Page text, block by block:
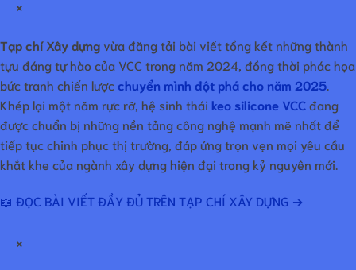
×
Tạp chí Xây dựngvừa đăng tải bài viết tổng kết những thành
tựu đáng tự hào của VCC trong năm 2024, đồng thời phác họa
bức tranh chiến lượcchuyển mình đột phá cho năm 2025
Khép lại một năm rực rỡ, hệ sinh thái keo silicone VCC đang
được chuẩn bị những nền tảng công nghệ mạnh mẽ nhất để
tiếp tục chinh phục thị trường, đáp ứng trọn vẹn mọi yêu cầu
khắt khe của ngành xây dựng hiện đại trong kỷ nguyên mới.
📖 ĐỌC BÀI VIẾT ĐẦY ĐỦ TRÊN TẠP CHÍ XÂY DỰNG ➔
×